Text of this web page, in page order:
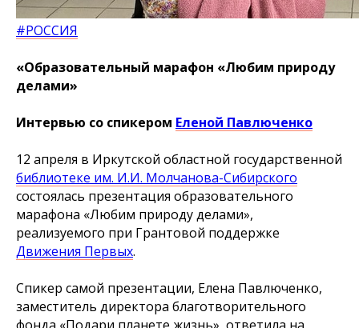
#РОССИЯ
«Образовательный марафон «Любим природу
делами»
Интервью со спикером Еленой Павлюченко
12 апреля в Иркутской областной государственной
библиотеке им. И.И. Молчанова-Сибирского
состоялась презентация образовательного
марафона «Любим природу делами»,
реализуемого при Грантовой поддержке
Движения Первых.
Спикер самой презентации, Елена Павлюченко,
заместитель директора благотворительного